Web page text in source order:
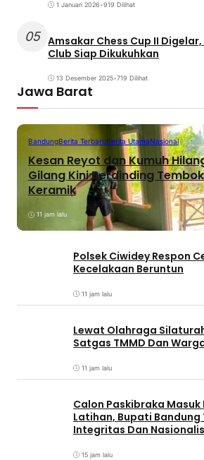
1 Januari 2026•919 Dilihat
05 Amsakar Chess Cup II Digelar,
Club Siap Dikukuhkan
13 Desember 2025•719 Dilihat
Jawa Barat
BandungBerita TerbaruBerita UtamaNasional
Kesan Reyot dan Kumuh
Gilang Kini Berdinding
Keramik
11 jam lalu
Polsek Ciwidey Respon
Kecelakaan Beruntun
11 jam lalu
Lewat Olahraga
Satgas TMMD Dan
11 jam lalu
Calon Paskibraka
Latihan, Bupati Bandung
Integritas Dan
15 jam lalu